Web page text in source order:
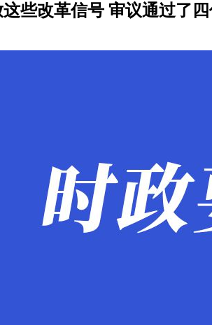
些改革信号 审议通过了四